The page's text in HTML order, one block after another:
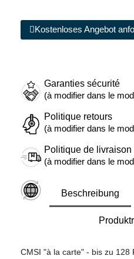
Kostenloses Angebot
Garanties sécurité
(à modifier dans le
Politique retours
(à modifier dans le
Politique de livraison
(à modifier dans le
Beschreibung
CMSI "à la carte" - bis zu